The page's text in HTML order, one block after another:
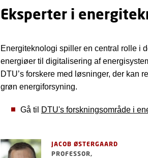
Eksperter i
Energiteknologi spiller en central rolle i
energiøer til digitalisering af
DTU’s forskere med løsninger, der kan
grøn energiforsyning.
Gå til DTU's forskningsområde i
JACOB ØSTERGAARD
PROFESSOR,